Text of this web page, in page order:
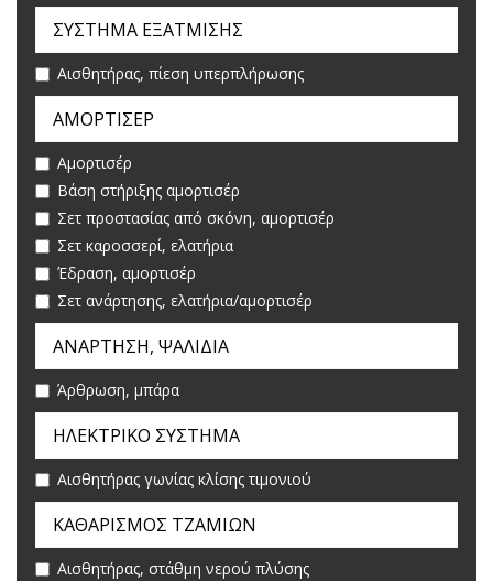
ΣYΣΤΗΜΑ ΕΞATΜΙΣΗΣ
Aισθητήρας, πίεση υπερπλήρωσης
ΑΜΟΡΤΙΣΕΡ
Αμορτισέρ
Βάση στήριξης αμορτισέρ
Σετ προστασίας από σκόνη, αμορτισέρ
Σετ καροσσερί, ελατήρια
Έδραση, αμορτισέρ
Σετ ανάρτησης, ελατήρια/αμορτισέρ
ΑΝΑΡΤΗΣΗ, ΨΑΛΙΔΙΑ
Άρθρωση, μπάρα
ΗΛΕΚΤΡΙΚΟ ΣΥΣΤΗΜΑ
Αισθητήρας γωνίας κλίσης τιμονιού
ΚΑΘΑΡΙΣΜΟΣ ΤΖΑΜΙΩΝ
Αισθητήρας, στάθμη νερού πλύσης